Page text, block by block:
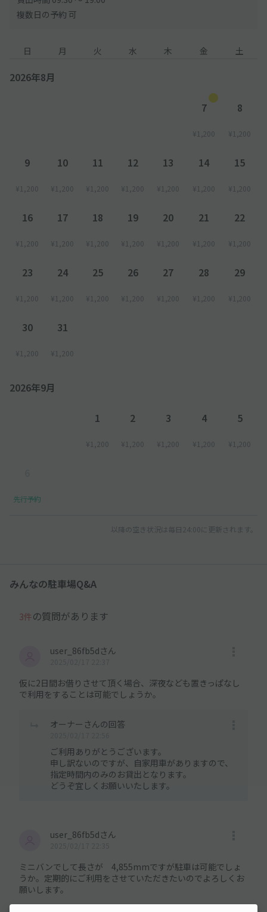
複数日の予約 可
日 月 火 水 木 金 土
2026年8月
7
¥1,200
8
¥1,200
9
¥1,200
10
¥1,200
11
¥1,200
12
¥1,200
13
¥1,200
14
¥1,200
15
¥1,200
16
¥1,200
17
¥1,200
18
¥1,200
19
¥1,200
20
¥1,200
21
¥1,200
22
¥1,200
23
¥1,200
24
¥1,200
25
¥1,200
26
¥1,200
27
¥1,200
28
¥1,200
29
¥1,200
30
¥1,200
31
¥1,200
2026年9月
1
¥1,200
2
¥1,200
3
¥1,200
4
¥1,200
5
¥1,200
先行予約
以降の空き状況は毎日24:00に更新されます。
みんなの駐車場Q&A
3件の質問があります
user_86fb5dさん
仮に2日間お借りさせて頂く場合、深夜なども置きっぱなし
で利用をすることは可能でしょうか。
オーナーさんの回答
ご利用ありがとうございます。
申し訳ないのですが、自家用車がありますので、
指定時間内のみのお貸出となります。
どうぞ宜しくお願いいたします。
user_86fb5dさん
ミニバンでして長さが 4,855mmですが駐車は可能でしょ
うか。定期的にご利用をさせていただきたいのでよろしくお
願いします。